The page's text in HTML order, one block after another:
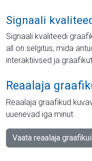
Signaali
Signaali kvaliteedi
all on selgitus, mida
interaktiivsed ja
Reaalaja
Reaalaja graafikud
uuenevad iga minut.
Vaata reaalaja